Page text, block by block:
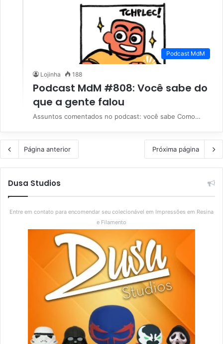
Podcast MdM
Lojinha 188
Podcast MdM #808: Você sabe do
que a gente falou
Assuntos comentados no podcast: você sabe Como…
Página anterior Próxima página
Dusa Studios
Entre em contato para encomendar seu colecionável em Impressões em Resina
e Filamento